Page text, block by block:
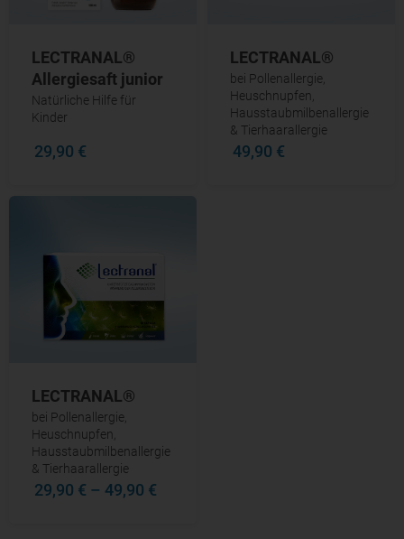
LECTRANAL®
Allergiesaft junior
Natürliche Hilfe für
Kinder
29,90 €
LECTRANAL®
bei Pollenallergie,
Heuschnupfen,
Hausstaubmilbenallergie
& Tierhaarallergie
49,90 €
LECTRANAL®
bei Pollenallergie,
Heuschnupfen,
Hausstaubmilbenallergie
& Tierhaarallergie
29,90 € – 49,90 €